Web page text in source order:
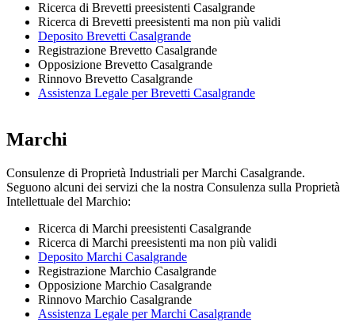
Ricerca di Brevetti preesistenti Casalgrande
Ricerca di Brevetti preesistenti ma non più validi
Deposito Brevetti Casalgrande
Registrazione Brevetto Casalgrande
Opposizione Brevetto Casalgrande
Rinnovo Brevetto Casalgrande
Assistenza Legale per Brevetti Casalgrande
Marchi
Consulenze di Proprietà Industriali per Marchi Casalgrande.
Seguono alcuni dei servizi che la nostra Consulenza sulla Proprietà
Intellettuale del Marchio:
Ricerca di Marchi preesistenti Casalgrande
Ricerca di Marchi preesistenti ma non più validi
Deposito Marchi Casalgrande
Registrazione Marchio Casalgrande
Opposizione Marchio Casalgrande
Rinnovo Marchio Casalgrande
Assistenza Legale per Marchi Casalgrande